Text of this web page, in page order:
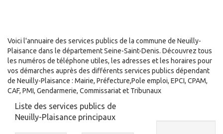
Voici l'annuaire des services publics de la commune de Neuilly-
Plaisance dans le département Seine-Saint-Denis. Découvrez tous
les numéros de téléphone utiles, les adresses et les horaires pour
vos démarches auprès des différents services publics dépendant
de Neuilly-Plaisance : Mairie, Préfecture,Pole emploi, EPCI, CPAM,
CAF, PMI, Gendarmerie, Commissariat et Tribunaux
Liste des services publics de
Neuilly-Plaisance principaux